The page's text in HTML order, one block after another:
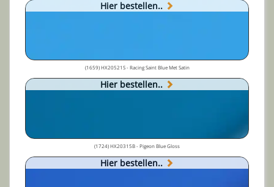
Hier bestellen..
(1659) HX20521S - Racing Saint Blue Met Satin
Hier bestellen..
(1724) HX20315B - Pigeon Blue Gloss
Hier bestellen..